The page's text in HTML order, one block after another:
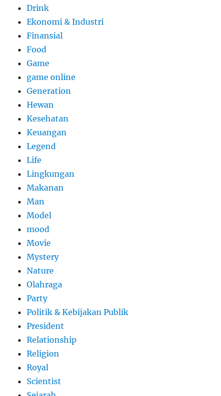
Drink
Ekonomi & Industri
Finansial
Food
Game
game online
Generation
Hewan
Kesehatan
Keuangan
Legend
Life
Lingkungan
Makanan
Man
Model
mood
Movie
Mystery
Nature
Olahraga
Party
Politik & Kebijakan Publik
President
Relationship
Religion
Royal
Scientist